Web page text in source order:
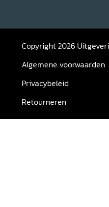
Copyright 2026
Algemene voorwaarden
Privacybeleid
Retourneren